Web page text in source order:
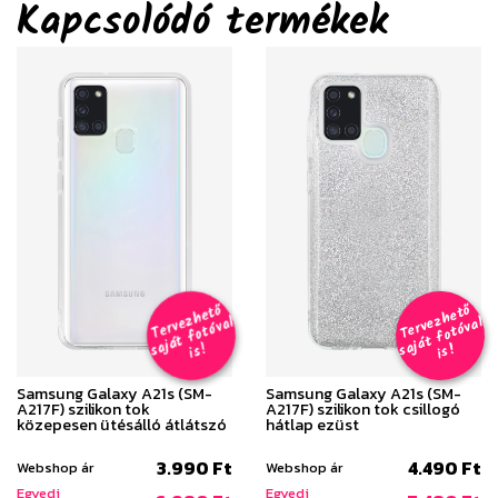
Kapcsolódó termékek
T
er
v
e
z
h
e
t
ő
s
aj
á
t
f
o
t
ó
v
al
i
s
!
Samsung Galaxy A21s (SM-
A217F) szilikon tok
közepesen ütésálló átlátszó
Webshop ár 3.990 Ft
Egyedi
T
er
v
e
z
h
e
t
ő
s
aj
á
t
f
o
t
ó
v
al
i
s
!
Samsung Galaxy A21s (SM-
A217F) szilikon tok csillogó
hátlap ezüst
Webshop ár 4.490 Ft
Egyedi